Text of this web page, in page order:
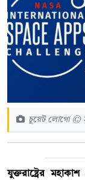
চুয়েট লোগো ©
যুক্তরাষ্ট্রের